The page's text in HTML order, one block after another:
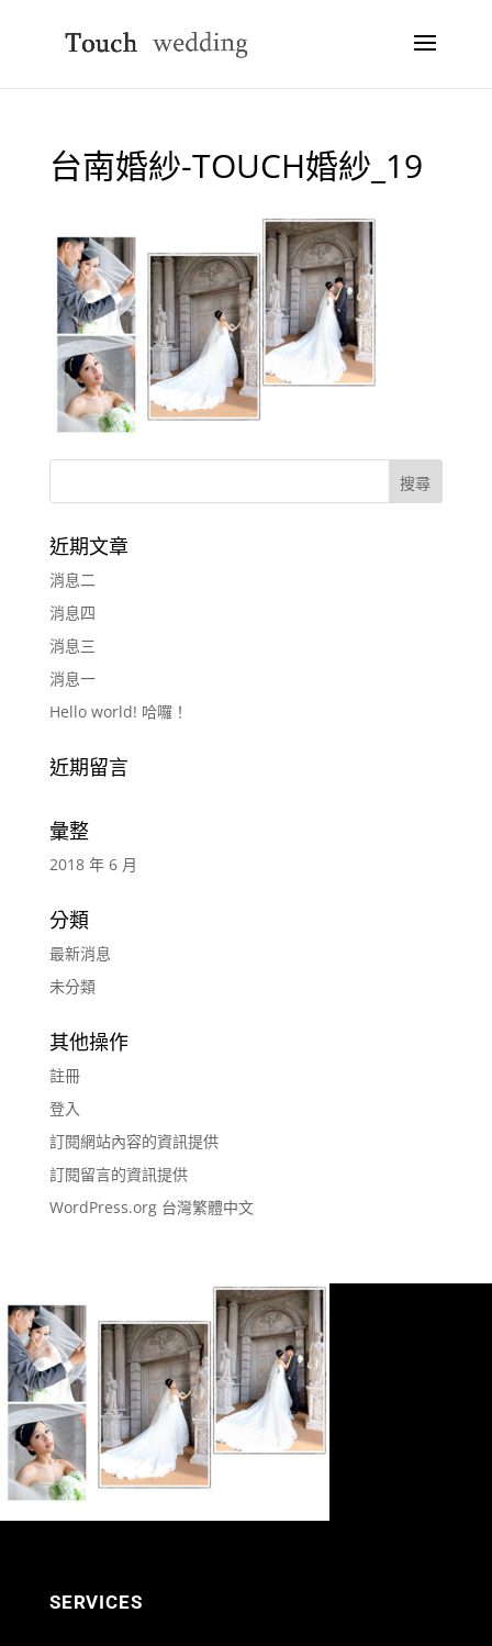
台南婚紗-TOUCH婚紗_19
近期文章
消息二
消息四
消息三
消息一
Hello world! 哈囉！
近期留言
彙整
2018 年 6 月
分類
最新消息
未分類
其他操作
註冊
登入
訂閱網站內容的資訊提供
訂閱留言的資訊提供
WordPress.org 台灣繁體中文
SERVICES